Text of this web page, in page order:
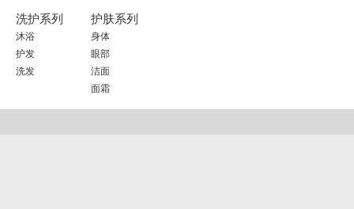
洗护系列
沐浴
护发
洗发
护肤系列
身体
眼部
洁面
面霜